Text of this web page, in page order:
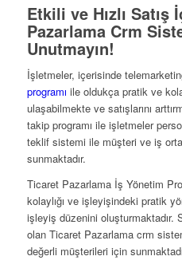
Etkili ve Hızlı Satış
Pazarlama Crm
Unutmayın!
İşletmeler, içerisinde
programı ile oldukça pratik ve
ulaşabilmekte ve satışlarını
takip programı ile işletmeler
teklif sistemi ile müşteri ve iş
sunmaktadır.
Ticaret Pazarlama İş Yönetim
kolaylığı ve işleyişindeki pratik
işleyiş düzenini oluşturmaktadır.
olan Ticaret Pazarlama crm
değerli müşterileri için